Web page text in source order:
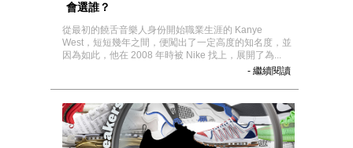
會選誰？
從最初的饒舌音樂人身份開始職業生涯的 Kanye
West，短短幾年之間，便闖出了一定高度的知名度，並
因為如此，他在 2008 年時被 Nike 找上，展開了為...
- 繼續閱讀